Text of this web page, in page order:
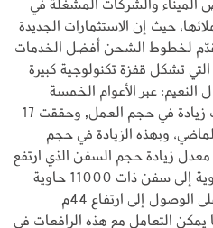
الميناء والشركات المشغلة في
حيث إن الاستثمارات الجديدة
لخطوط الشحن أفضل الخدمات
تشكل قفزة تكنولوجية كبيرة
النعيم: عبر الأعوام الخمسة
الماضية عاصرت محطة الحاويات زيادة في حجم العمل, وحققت 17
وبهذه الزيادة في حجم
زيادة حجم السفن الذي ارتفع
من سفن ذات حمولة 5000 حاوية إلى سفن ذات 11000 حاوية
حالياً. والرافعات الجديدة قادرة على الوصول إلى ارتفاع 44م
6 السفينة. ما يمكن التعامل مع هذه الرافعات في